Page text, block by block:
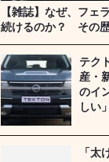
【雑誌】なぜ、フェ
続けるのか？ その
テク
産・
のイ
しい
「太